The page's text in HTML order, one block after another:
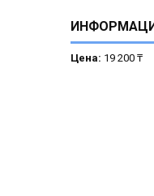
Цена: 19 200 ₸